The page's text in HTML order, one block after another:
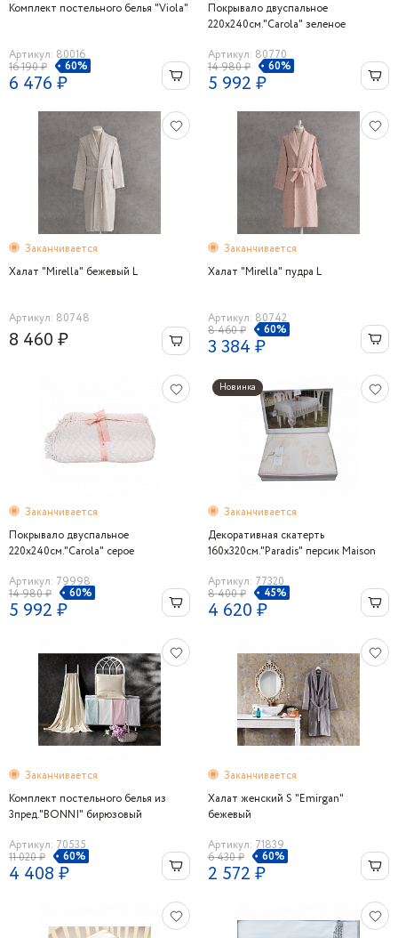
Комплект постельного белья "Viola"
Артикул: 80016
16 190 ₽
60%
6 476 ₽
Покрывало двуспальное
220х240см."Carola" зеленое
Артикул: 80770
14 980 ₽
60%
5 992 ₽
Заканчивается
Халат "Mirella" бежевый L
Артикул: 80748
8 460 ₽
Заканчивается
Халат "Mirella" пудра L
Артикул: 80742
8 460 ₽
60%
3 384 ₽
Заканчивается
Покрывало двуспальное
220х240см."Carola" серое
Артикул: 79998
14 980 ₽
60%
5 992 ₽
Новинка
Заканчивается
Декоративная скатерть
160х320см."Paradis" персик Maison
Артикул: 77320
8 400 ₽
45%
4 620 ₽
Заканчивается
Комплект постельного белья из
3пред."BONNI" бирюзовый
Артикул: 70535
11 020 ₽
60%
4 408 ₽
Заканчивается
Халат женский S "Emirgan"
бежевый
Артикул: 71839
6 430 ₽
60%
2 572 ₽